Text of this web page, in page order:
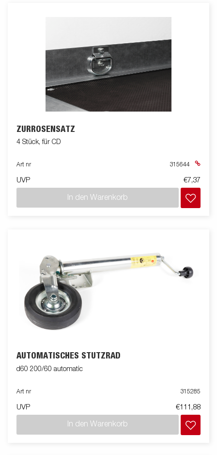
ZURRÖSENSATZ
4 Stück, für CD
Art nr 315644
UVP €7,37
In den Warenkorb
AUTOMATISCHES STÜTZRAD
d60 200/60 automatic
Art nr 315285
UVP €111,88
In den Warenkorb